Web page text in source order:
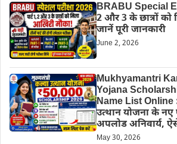
BRABU Special
2 और 3 के छात्रों को
जानें पूरी जानकारी
June 2, 2026
Mukhyamantri
Yojana
Name List Online :
उत्थान योजना के नए
अपलोड अनिवार्य,
May 30, 2026